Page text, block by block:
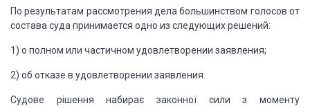
По результатам рассмотрения дела большинством голосов от
состава суда принимается одно из следующих решений:
1) о полном или частичном удовлетворении заявления;
2) об отказе в удовлетворении заявления.
Судове рішення набирає законної сили з моменту